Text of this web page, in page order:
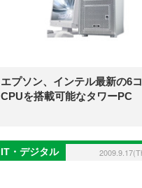
エプソン、インテル最新の6
CPUを搭載可能なタワーPC
IT・デジタル